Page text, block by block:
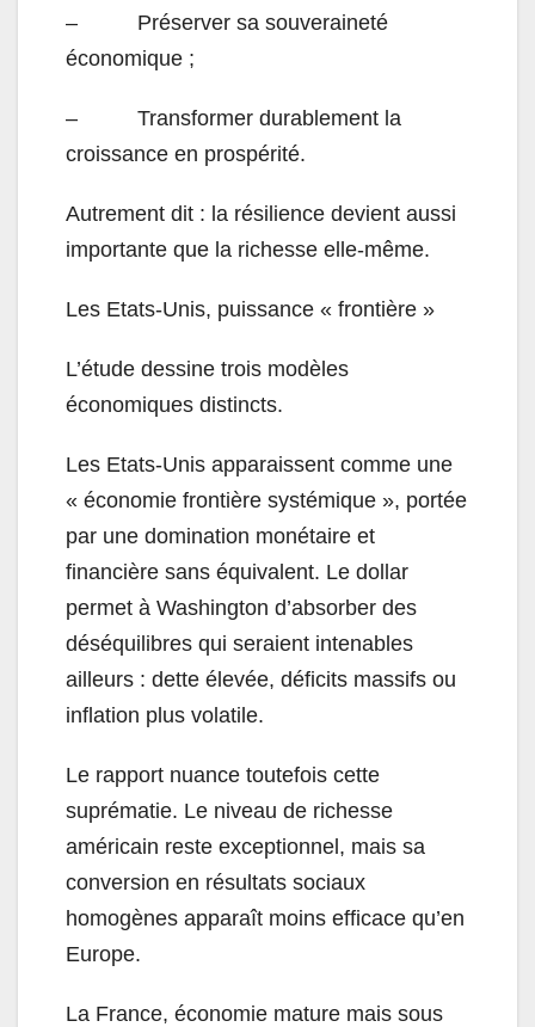
– Préserver sa souveraineté
économique ;
– Transformer durablement la
croissance en prospérité.
Autrement dit : la résilience devient aussi
importante que la richesse elle-même.
Les Etats-Unis, puissance « frontière »
L’étude dessine trois modèles
économiques distincts.
Les Etats-Unis apparaissent comme une
« économie frontière systémique », portée
par une domination monétaire et
financière sans équivalent. Le dollar
permet à Washington d’absorber des
déséquilibres qui seraient intenables
ailleurs : dette élevée, déficits massifs ou
inflation plus volatile.
Le rapport nuance toutefois cette
suprématie. Le niveau de richesse
américain reste exceptionnel, mais sa
conversion en résultats sociaux
homogènes apparaît moins efficace qu’en
Europe.
La France, économie mature mais sous